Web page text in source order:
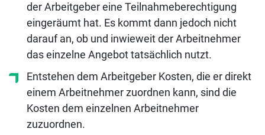
der Arbeitgeber eine Teilnahmeberechtigung
eingeräumt hat. Es kommt dann jedoch nicht
darauf an, ob und inwieweit der Arbeitnehmer
das einzelne Angebot tatsächlich nutzt.
Entstehen dem Arbeitgeber Kosten, die er direkt
einem Arbeitnehmer zuordnen kann, sind die
Kosten dem einzelnen Arbeitnehmer
zuzuordnen.